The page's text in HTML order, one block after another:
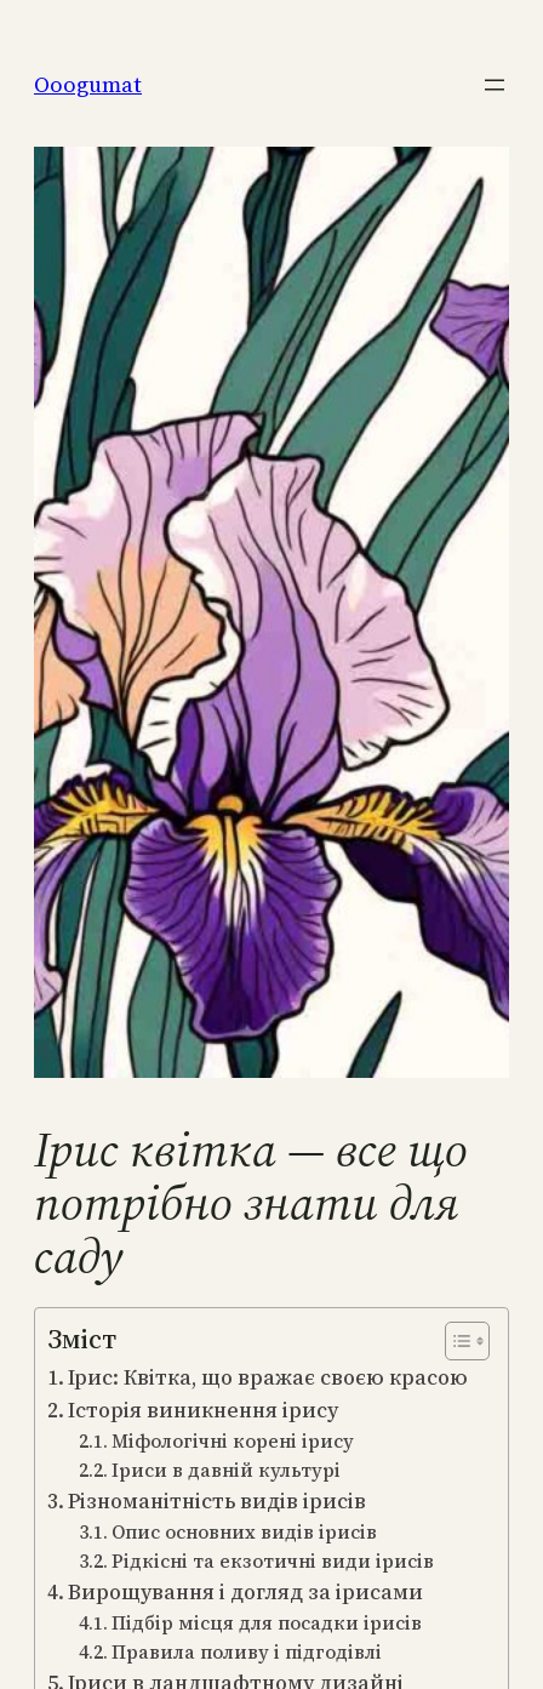
содержимому
Ooogumat
Ірис квітка — все що
потрібно знати для
саду
Зміст
Ірис: Квітка, що вражає своєю красою
Історія виникнення ірису
Міфологічні корені ірису
Іриси в давній культурі
Різноманітність видів ірисів
Опис основних видів ірисів
Рідкісні та екзотичні види ірисів
Вирощування і догляд за ірисами
Підбір місця для посадки ірисів
Правила поливу і підгодівлі
Іриси в ландшафтному дизайні